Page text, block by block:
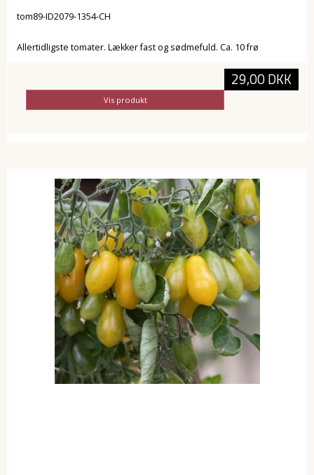
tom89-ID2079-1354-CH
Allertidligste tomater. Lækker fast og sødmefuld. Ca. 10 frø
29,00 DKK
Vis produkt